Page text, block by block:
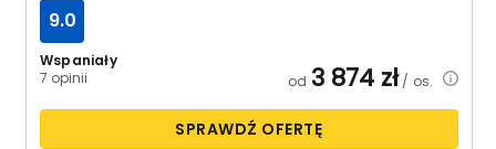
Wspaniały
7 opinii
9.0
od 3 874 zł/ os.
SPRAWDŹ OFERTĘ